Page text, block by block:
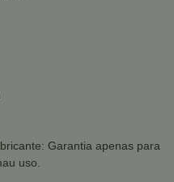
Garantia apenas para
uso.